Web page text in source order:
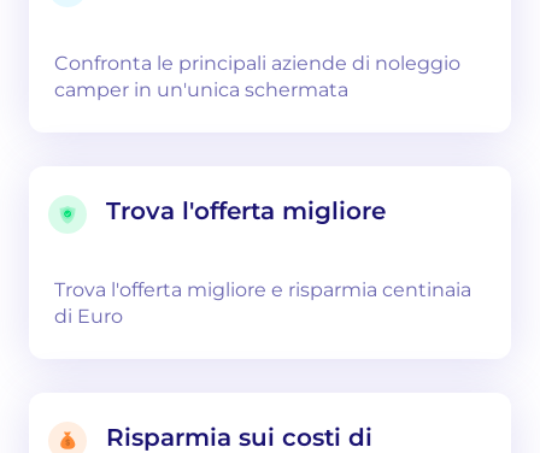
Confronta le principali aziende di noleggio
camper in un'unica schermata
Trova l'offerta migliore
Trova l'offerta migliore e risparmia centinaia
di Euro
Risparmia sui costi di